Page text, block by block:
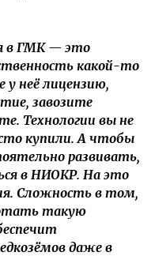
в ГМК — это
какой-то
у неё лицензию,
завозите
Технологии вы не
купили. А чтобы
развивать,
в НИОКР. На это
Сложность в том,
такую
даже в